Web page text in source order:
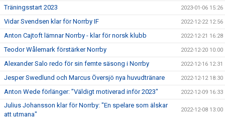
Träningsstart 2023 2023-01-06 15:26
Vidar Svendsen klar för Norrby IF 2022-12-22 12:56
Anton Cajtoft lämnar Norrby - klar för norsk klubb 2022-12-21 16:28
Teodor Wålemark förstärker Norrby 2022-12-20 10:00
Alexander Salo redo för sin femte säsong i Norrby 2022-12-16 12:31
Jesper Swedlund och Marcus Översjö nya huvudtränare 2022-12-12 18:30
Anton Wede förlänger: ”Väldigt motiverad inför 2023" 2022-12-09 16:33
Julius Johansson klar för Norrby: "En spelare som älskar
att utmana"
2022-12-08 13:00